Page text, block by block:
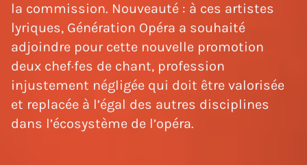
la commission. Nouveauté : à ces artistes
lyriques, Génération Opéra a souhaité
adjoindre pour cette nouvelle promotion
deux chef·fes de chant, profession
injustement négligée qui doit être valorisée
et replacée à l’égal des autres disciplines
dans l’écosystème de l’opéra.